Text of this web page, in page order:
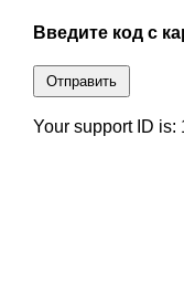
Введите код с
Отправить
Your support ID